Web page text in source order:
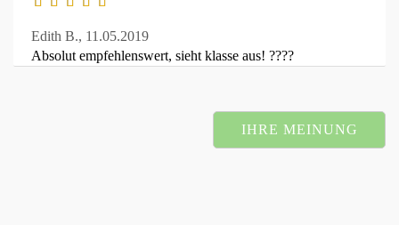
Edith B., 11.05.2019
Absolut empfehlenswert, sieht klasse aus! ????
IHRE MEINUNG